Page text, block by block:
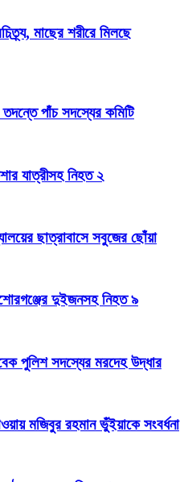
মাছের শরীরে মিলছে
পাঁচ সদস্যের কমিটি
যাত্রীসহ নিহত ২
ছাত্রাবাসে সবুজের ছোঁয়া
দুইজনসহ নিহত ৯
পুলিশ সদস্যের মরদেহ উদ্ধার
মজিবুর রহমান ভুঁইয়াকে সংবর্ধনা